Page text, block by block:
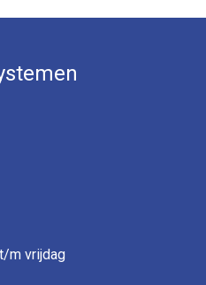
m vrijdag